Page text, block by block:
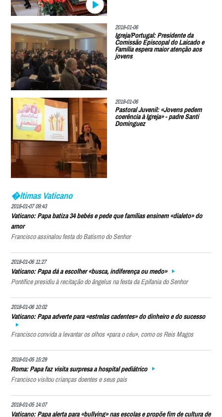
2018-01-06
Igreja/Portugal: Presidente da
Comissão Episcopal do Laicado e
Família espera maior atenção aos
jovens
2018-01-06
Pastoral Juvenil: «Jovens pedem
coerência à Igreja» - padre Santi
Dominguez
�ltimas Vaticano
2018-01-07 09:43
Vaticano: Papa batiza 34 bebés e pede que famílias ensinem «dialeto» do
amor
Francisco assinalou festa do Batismo do Senhor
2018-01-06 11:27
Vaticano: Papa dá a escolher «busca, indiferença ou medo»
Pontífice presidiu à recitação do ângelus na festa da Epifania do Senhor
2018-01-06 10:02
Vaticano: Papa adverte para «estrelas cadentes» do dinheiro e do sucesso
Francisco convida a levantar os olhos «para o céu», como os Reis Magos
2018-01-05 15:29
Roma: Papa faz visita surpresa a hospital pediátrico
Francisco visitou crianças doentes e seus pais
2018-01-05 14:07
Vaticano: Papa alerta para «bullying» nas escolas e propõe fim de cultura de